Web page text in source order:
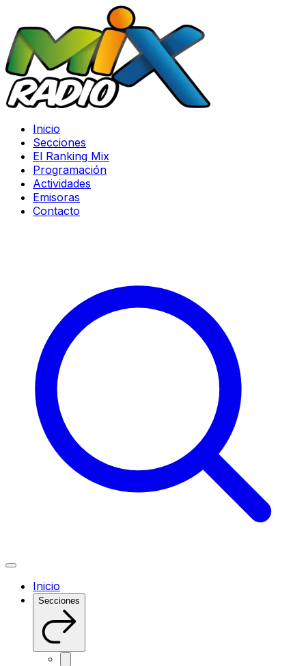
Inicio
Secciones
El Ranking Mix
Programación
Actividades
Emisoras
Contacto
Inicio
Secciones